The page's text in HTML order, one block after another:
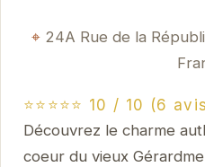
24A Rue de la
⭐⭐⭐⭐⭐ 10 / 10 (6
Découvrez le charme
coeur du vieux